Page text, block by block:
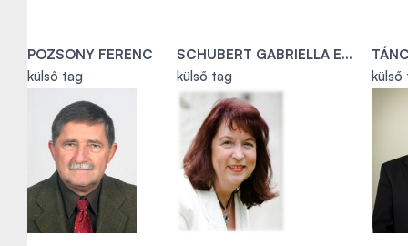
POZSONY FERENC
külső tag
SCHUBERT GABRIELLA ERZSÉBET KATALIN
külső tag
külső